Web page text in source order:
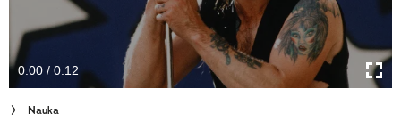
Newsletter
Cuda Polski
Wielki Konkurs Fotograficzny
0:00 / 0:12
Nauka